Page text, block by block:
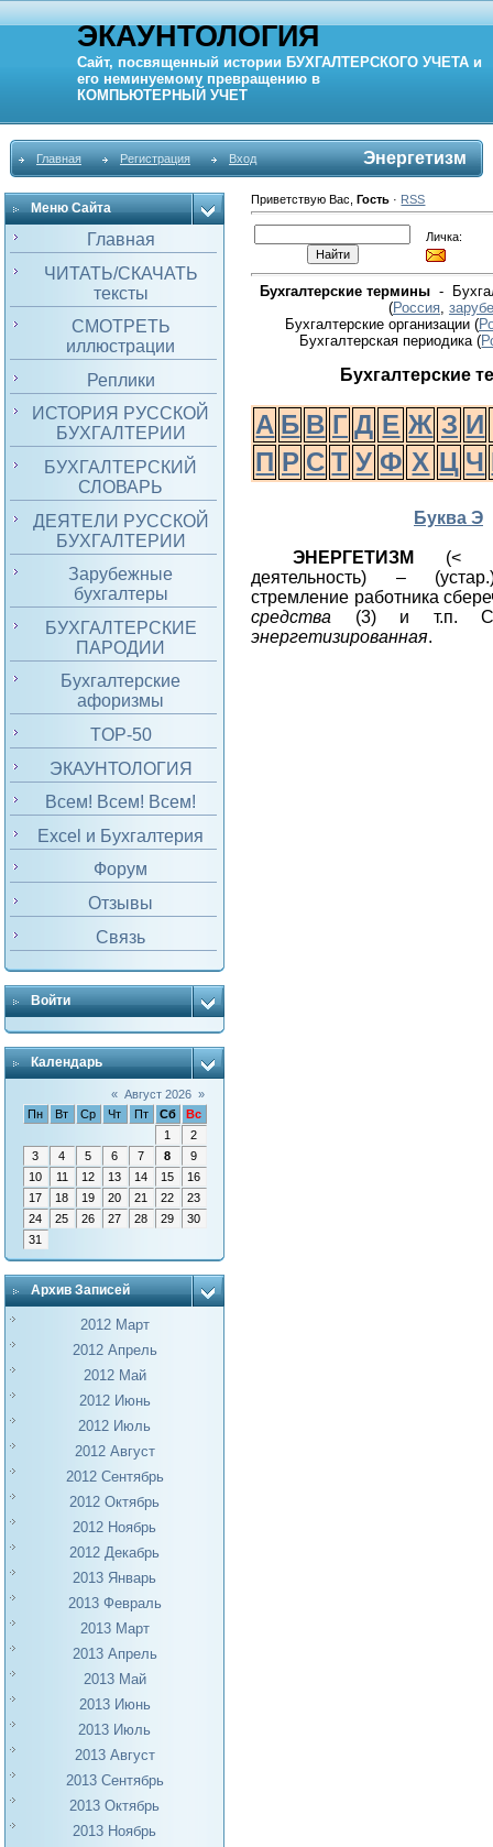
ЭКАУНТОЛОГИЯ
Сайт, посвященный истории БУХГАЛТЕРСКОГО УЧЕТА и
его неминуемому превращению в
КОМПЬЮТЕРНЫЙ УЧЕТ
Главная Регистрация Вход Энергетизм
Меню Сайта
Главная
ЧИТАТЬ/СКАЧАТЬ
тексты
СМОТРЕТЬ
иллюстрации
Реплики
ИСТОРИЯ РУССКОЙ
БУХГАЛТЕРИИ
БУХГАЛТЕРСКИЙ
СЛОВАРЬ
ДЕЯТЕЛИ РУССКОЙ
БУХГАЛТЕРИИ
Зарубежные
бухгалтеры
БУХГАЛТЕРСКИЕ
ПАРОДИИ
Бухгалтерские
афоризмы
TOP-50
ЭКАУНТОЛОГИЯ
Всем! Всем! Всем!
Excel и Бухгалтерия
Форум
Отзывы
Связь
Войти
Календарь
« Август 2026 »
Пн
Вт Ср Чт Пт Сб
Вс
1
2
3
4 5 6 7 8
9
10
11 12 13 14 15
16
17
18 19 20 21 22
23
24
25 26 27 28 29
30
31
Архив Записей
2012 Март
2012 Апрель
2012 Май
2012 Июнь
2012 Июль
2012 Август
2012 Сентябрь
2012 Октябрь
2012 Ноябрь
2012 Декабрь
2013 Январь
2013 Февраль
2013 Март
2013 Апрель
2013 Май
2013 Июнь
2013 Июль
2013 Август
2013 Сентябрь
2013 Октябрь
2013 Ноябрь
Приветствую Вас ,Гость · RSS
Личка:
Бухгалтерские термины-
(Россия,
Бухгалтерские организации (
Бухгалтерская периодика(
Бухгалтерские
А Б В Г Д Е Ж З И
П Р С Т У Ф Х Ц Ч
Буква Э
ЭНЕРГЕТИЗМ
(<
деятельность) –
стремление работника
средства (3) и т.п.
энергетизированная.